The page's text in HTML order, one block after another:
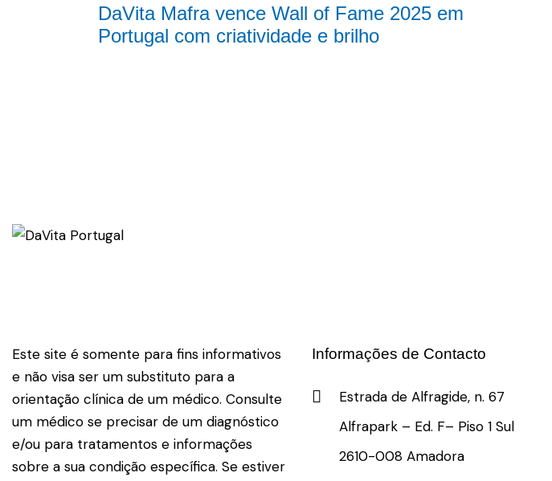
DaVita Mafra vence Wall of Fame 2025 em
Portugal com criatividade e brilho
Este site é somente para fins informativos
e não visa ser um substituto para a
orientação clínica de um médico. Consulte
um médico se precisar de um diagnóstico
e/ou para tratamentos e informações
sobre a sua condição específica. Se estiver
Informações de Contacto
Estrada de Alfragide, n. 67
Alfrapark – Ed. F– Piso 1 Sul
2610-008 Amadora